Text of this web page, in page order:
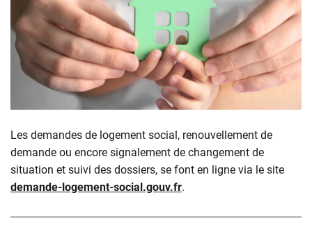
Les demandes de logement social, renouvellement de
demande ou encore signalement de changement de
situation et suivi des dossiers, se font en ligne via le site
demande-logement-social.gouv.fr.